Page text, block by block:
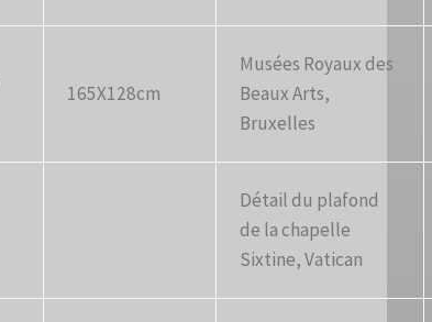
165X128cm
Musées Royaux des
Beaux Arts,
Bruxelles
Détail du plafond
de la chapelle
Sixtine, Vatican